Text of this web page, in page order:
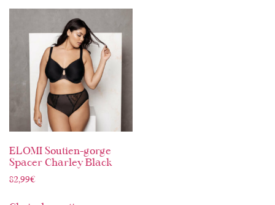
ELOMI Soutien-gorge
Spacer Charley Black
82,99€